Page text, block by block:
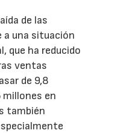
de las
a una situación
que ha reducido
ventas
de 9,8
millones en
también